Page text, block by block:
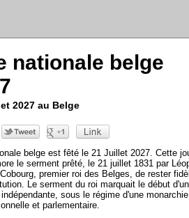
nationale belge
2027 au Belge
belge est fêté le 21 Juillet 2027. Cette
le serment prêté, le 21 juillet 1831 par
premier roi des Belges, de rester
Le serment du roi marquait le début
indépendante, sous le régime d'une monarchie
et parlementaire.